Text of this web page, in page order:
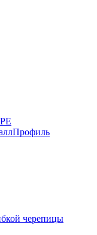
черепицы